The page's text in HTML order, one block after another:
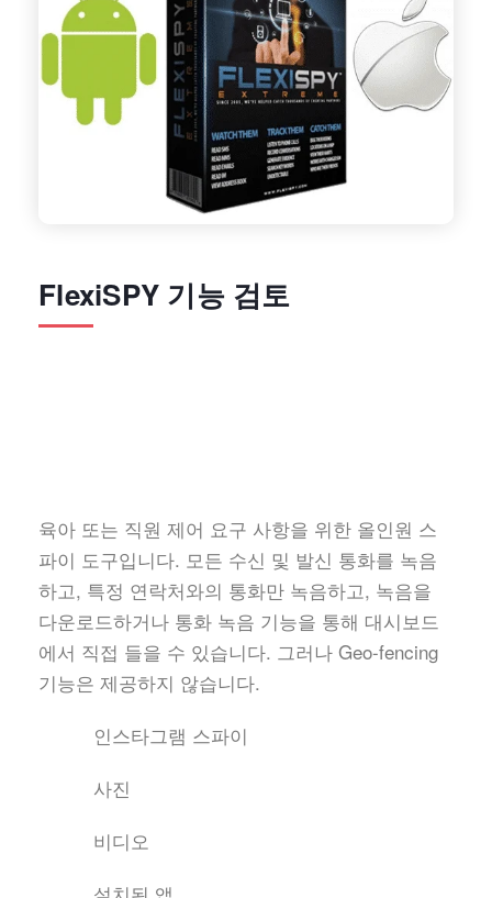
FlexiSPY 기능 검토
육아 또는 직원 제어 요구 사항을 위한 올인원 스
파이 도구입니다. 모든 수신 및 발신 통화를 녹음
하고, 특정 연락처와의 통화만 녹음하고, 녹음을
다운로드하거나 통화 녹음 기능을 통해 대시보드
에서 직접 들을 수 있습니다. 그러나 Geo-fencing
기능은 제공하지 않습니다.
인스타그램 스파이
사진
비디오